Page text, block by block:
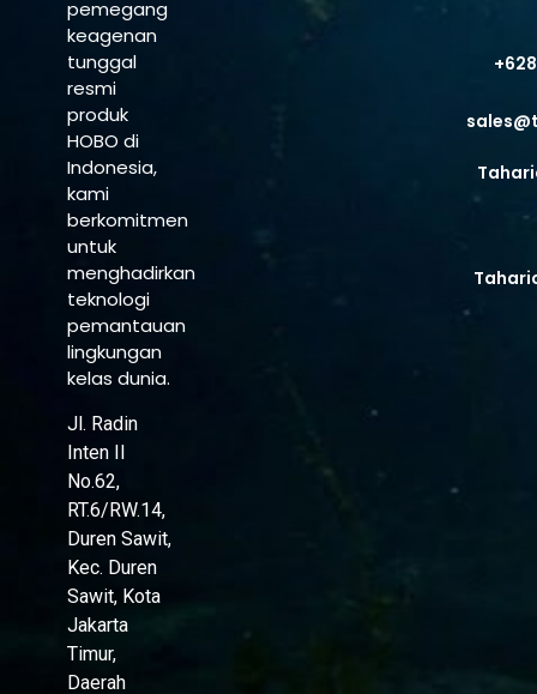
pemegang
keagenan
tunggal
resmi
produk
HOBO di
Indonesia,
kami
berkomitmen
untuk
menghadirkan
teknologi
pemantauan
lingkungan
kelas dunia.
Jl. Radin
Inten II
No.62,
RT.6/RW.14,
Duren Sawit,
Kec. Duren
Sawit, Kota
Jakarta
Timur,
Daerah